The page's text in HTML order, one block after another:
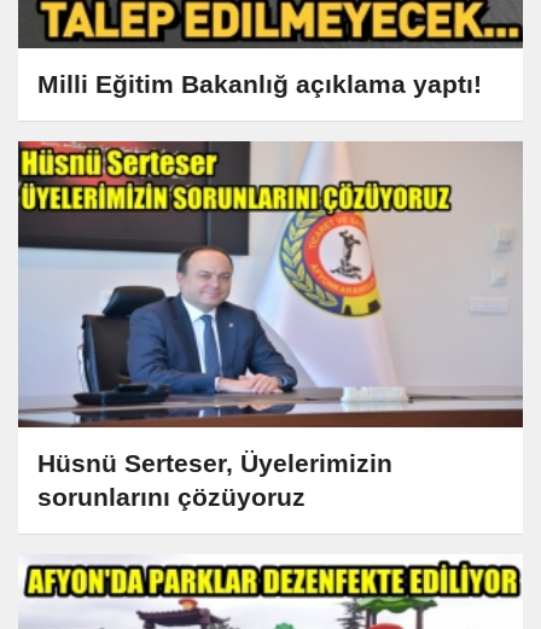
Milli Eğitim Bakanlığ açıklama yaptı!
Hüsnü Serteser, Üyelerimizin
sorunlarını çözüyoruz